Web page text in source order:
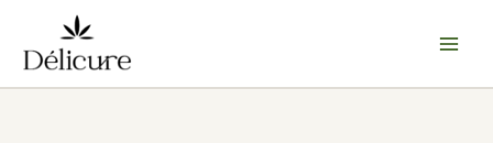
contenu